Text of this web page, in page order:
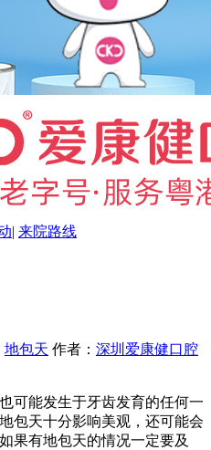
| 来院路线
地包天 作者： 深圳爱康健口腔
可能发生于牙齿发育的任何一
包天十分影响美观，还可能会
果有地包天的情况一定要及